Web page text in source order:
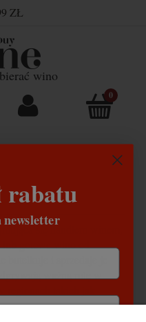
wino
ZŁ
się handlem winem,
lub gotowe wino od
butelkuje i sprzedaje je
ważną rolę w
rabatu
newsletter